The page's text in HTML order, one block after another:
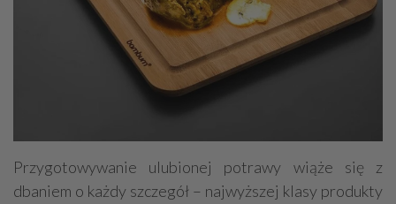
Przygotowywanie ulubionej potrawy wiąże się z
dbaniem o każdy szczegół – najwyższej klasy produkty